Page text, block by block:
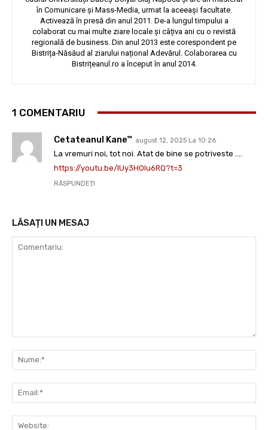
în Comunicare și Mass-Media, urmat la aceeași facultate.
Activează în presă din anul 2011. De-a lungul timpului a
colaborat cu mai multe ziare locale și câțiva ani cu o revistă
regională de business. Din anul 2013 este corespondent pe
Bistrița-Năsăud al ziarului național Adevărul. Colaborarea cu
Bistrițeanul.ro a început în anul 2014.
1 COMENTARIU
Cetateanul Kane™ august 12, 2025 La 10:26
La vremuri noi, tot noi. Atat de bine se potriveste ….
https://youtu.be/lUy3HOlu6RQ?t=3
RĂSPUNDEȚI
LĂSAȚI UN MESAJ